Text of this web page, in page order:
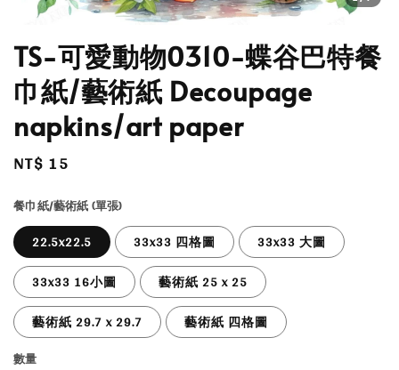
TS-可愛動物0310-蝶谷巴特餐
巾紙/藝術紙 Decoupage
napkins/art paper
Regular
NT$ 15
餐巾紙/藝術紙 (單張)
22.5x22.5 33x33 四格圖
33x33 大圖
33x33 16小圖
藝術紙 25 x 25
藝術紙 29.7 x 29.7
藝術紙 四格圖
數量